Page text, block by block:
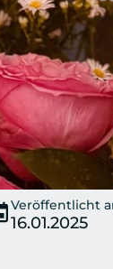
Veröffentlicht
16.01.2025